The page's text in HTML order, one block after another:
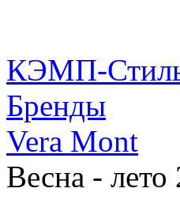
КЭМП-
Бренды
Vera Mont
Весна - лето